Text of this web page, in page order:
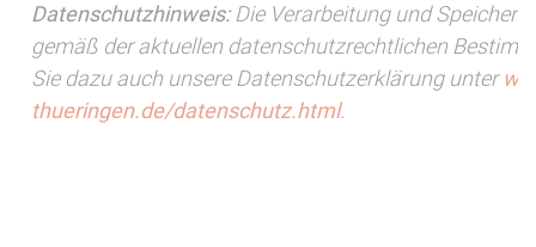
Datenschutzhinweis:Die Verarbeitung und
gemäß der aktuellen datenschutzrechtlichen
Sie dazu auch unsere Datenschutzerklärung unter
thueringen.de/datenschutz.html.